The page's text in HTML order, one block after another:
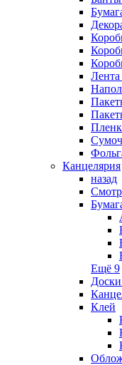
Лента
Канцелярия
назад
Ещё 9
Клей